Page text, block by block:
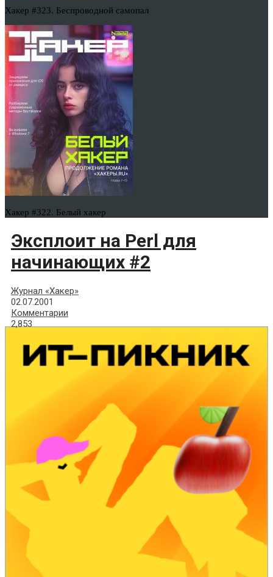
Хакер #323. Беспроводной самопал
Хакер #322. Белый хакер
Эксплоит на Perl для
начинающих #2
Журнал «Хакер»
02.07.2001
Комментарии
2,853